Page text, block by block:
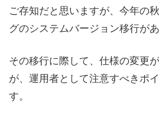
ご存知だと思いますが、今年の
グのシステムバージョン移行があ
その移行に際して、仕様の変更
が、運用者として注意すべきポ
す。